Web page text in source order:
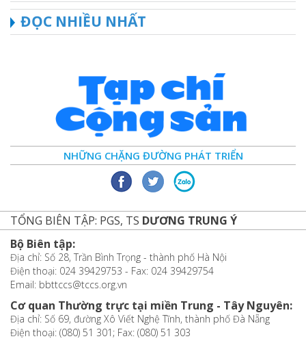
ĐỌC NHIỀU NHẤT
NHỮNG CHẶNG ĐƯỜNG PHÁT TRIỂN
TỔNG BIÊN TẬP: PGS, TS DƯƠNG TRUNG Ý
Bộ Biên tập:
Địa chỉ: Số 28, Trần Bình Trọng - thành phố Hà Nội
Điện thoại: 024 39429753 - Fax: 024 39429754
Email: bbttccs@tccs.org.vn
Cơ quan Thường trực tại miền Trung - Tây Nguyên:
Địa chỉ: Số 69, đường Xô Viết Nghệ Tĩnh, thành phố Đà Nẵng
Điện thoại: (080) 51 301; Fax: (080) 51 303